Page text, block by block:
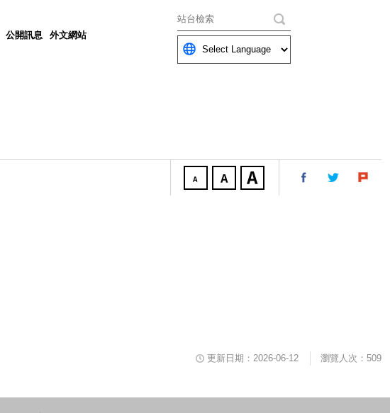
公開訊息 外文網站
關鍵字
更新日期：2026-06-12 瀏覽人次：509